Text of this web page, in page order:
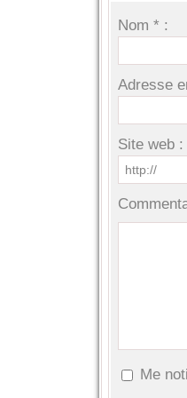
Nom * :
Adresse
Site web :
Me